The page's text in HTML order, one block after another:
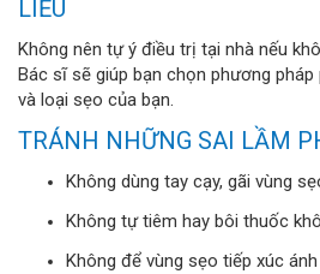
LIỄU
Không nên tự ý điều trị tại nhà nếu
Bác sĩ sẽ giúp bạn chọn phương
và loại sẹo của bạn.
TRÁNH NHỮNG SAI LẦM
Không dùng tay cạy, gãi vùng
Không tự tiêm hay bôi thuốc
Không để vùng sẹo tiếp xúc